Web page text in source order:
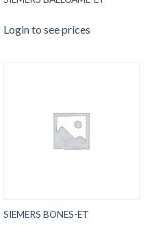
Login to see prices
SIEMERS BONES-ET